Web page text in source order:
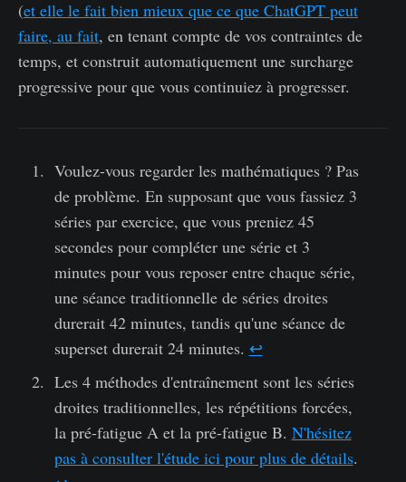
(et elle le fait bien mieux que ce que ChatGPT peut
faire, au fait, en tenant compte de vos contraintes de
temps, et construit automatiquement une surcharge
progressive pour que vous continuiez à progresser.
Voulez-vous regarder les mathématiques ? Pas
de problème. En supposant que vous fassiez 3
séries par exercice, que vous preniez 45
secondes pour compléter une série et 3
minutes pour vous reposer entre chaque série,
une séance traditionnelle de séries droites
durerait 42 minutes, tandis qu'une séance de
superset durerait 24 minutes. ↩︎
Les 4 méthodes d'entraînement sont les séries
droites traditionnelles, les répétitions forcées,
la pré-fatigue A et la pré-fatigue B. N'hésitez
pas à consulter l'étude ici pour plus de détails.